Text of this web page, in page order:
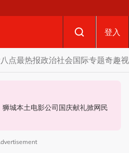
登入
八点最热报政治社会国际专题奇趣
5蓝眼议员: 改革不是
驳斥全国大选提前举行 法米：各成员党承诺挺政府至届满